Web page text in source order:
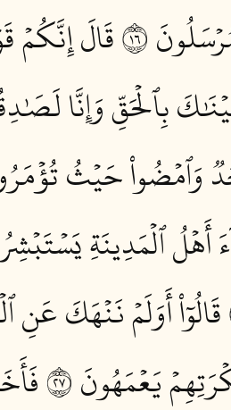
٦١
قَالَ إِنَّكُمۡ
بِٱلۡحَقِّ وَإِنَّا
حَيۡثُ
أَهۡلُ ٱلۡمَدِينَةِ
قَالُوٓاْ أَوَلَمۡ نَنۡهَكَ عَنِ
يَعۡمَهُونَ ٧٢